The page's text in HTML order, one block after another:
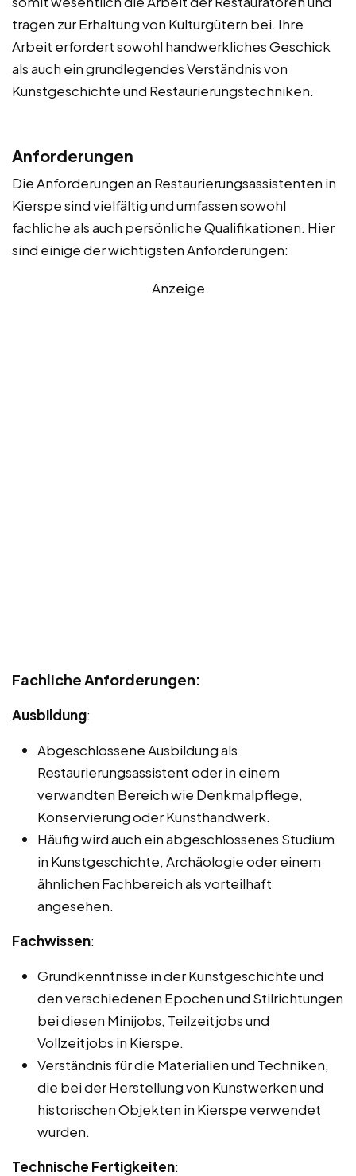
tragen zur Erhaltung von Kulturgütern bei. Ihre
Arbeit erfordert sowohl handwerkliches Geschick
als auch ein grundlegendes Verständnis von
Kunstgeschichte und Restaurierungstechniken.
Anforderungen
Die Anforderungen an Restaurierungsassistenten in
Kierspe sind vielfältig und umfassen sowohl
fachliche als auch persönliche Qualifikationen. Hier
sind einige der wichtigsten Anforderungen:
Anzeige
Fachliche Anforderungen:
Ausbildung:
Abgeschlossene Ausbildung als
Restaurierungsassistent oder in einem
verwandten Bereich wie Denkmalpflege,
Konservierung oder Kunsthandwerk.
Häufig wird auch ein abgeschlossenes Studium
in Kunstgeschichte, Archäologie oder einem
ähnlichen Fachbereich als vorteilhaft
angesehen.
Fachwissen:
Grundkenntnisse in der Kunstgeschichte und
den verschiedenen Epochen und Stilrichtungen
bei diesen Minijobs, Teilzeitjobs und
Vollzeitjobs in Kierspe.
Verständnis für die Materialien und Techniken,
die bei der Herstellung von Kunstwerken und
historischen Objekten in Kierspe verwendet
wurden.
Technische Fertigkeiten: